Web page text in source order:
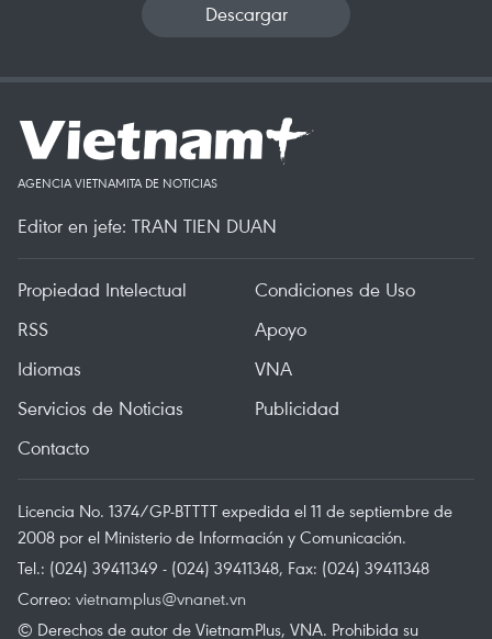
Descargar
AGENCIA VIETNAMITA DE NOTICIAS
Editor en jefe: TRAN TIEN DUAN
Propiedad Intelectual
Condiciones de Uso
RSS
Apoyo
Idiomas
VNA
Servicios de Noticias
Publicidad
Contacto
Licencia No. 1374/GP-BTTTT expedida el 11 de septiembre de
2008 por el Ministerio de Información y Comunicación.
Tel.: (024) 39411349 - (024) 39411348, Fax: (024) 39411348
Correo: vietnamplus@vnanet.vn
© Derechos de autor de VietnamPlus, VNA. Prohibida su